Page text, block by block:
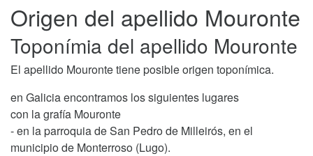
Origen del apellido Mouronte
Toponímia del apellido Mouronte
El apellido Mouronte tiene posible origen toponímica.
en Galicia encontramos los siguientes lugares
con la grafía Mouronte
- en la parroquia de San Pedro de Milleirós, en el
municipio de Monterroso (Lugo).